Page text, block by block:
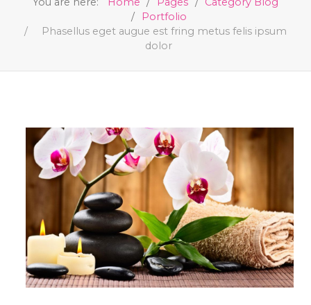
Portfolio
Phasellus eget augue est fring metus felis ipsum
dolor